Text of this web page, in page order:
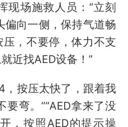
现场施救人员：“立刻
偏向一侧，保持气道畅
压，不要停，体力不支
近找AED设备！”
，按压太快了，跟着我
要弯。”“AED拿来了没
，按照AED的提示操